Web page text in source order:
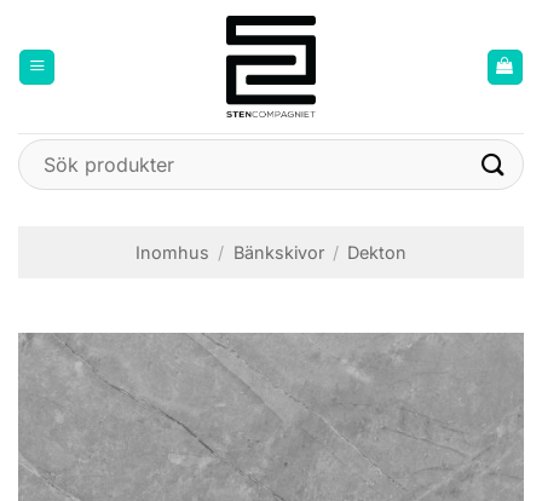
content
Sök
efter:
Inomhus / Bänkskivor / Dekton